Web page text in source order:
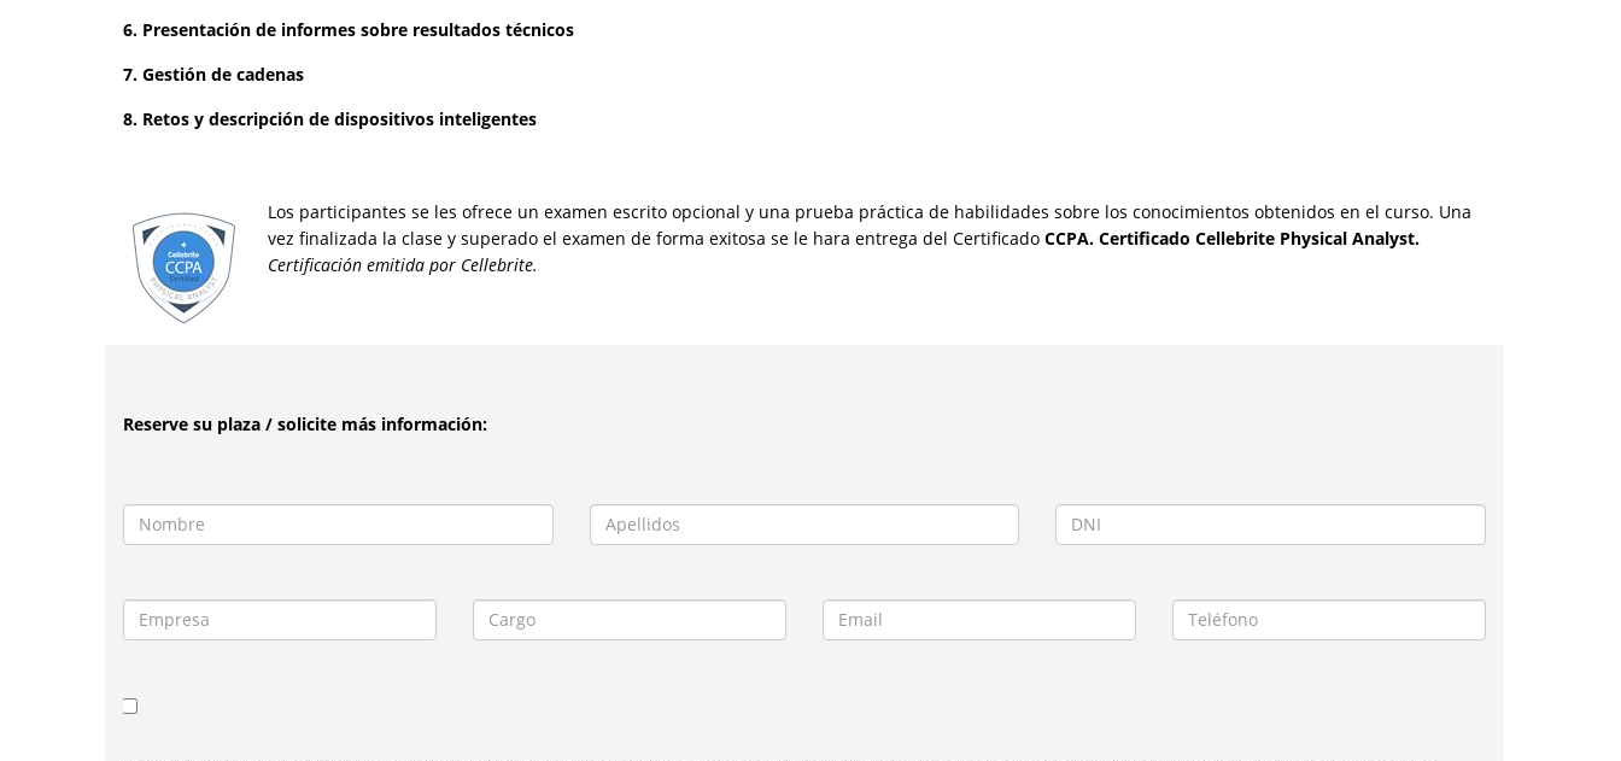
6. Presentación de informes sobre resultados técnicos
7. Gestión de cadenas
8. Retos y descripción de dispositivos inteligentes
Los participantes se les ofrece un examen escrito opcional y una prueba práctica de habilidades sobre los conocimientos obtenidos en el curso. Una
vez finalizada la clase y superado el examen de forma exitosa se le hara entrega del Certificado CCPA. Certificado Cellebrite Physical Analyst.
Certificación emitida por Cellebrite.
Reserve su plaza / solicite más información: